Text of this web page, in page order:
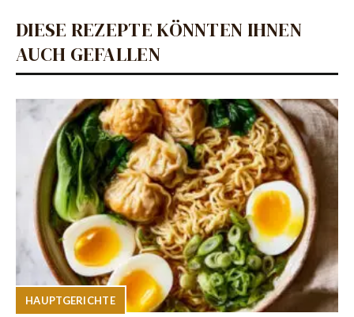
DIESE REZEPTE KÖNNTEN IHNEN
AUCH GEFALLEN
HAUPTGERICHTE